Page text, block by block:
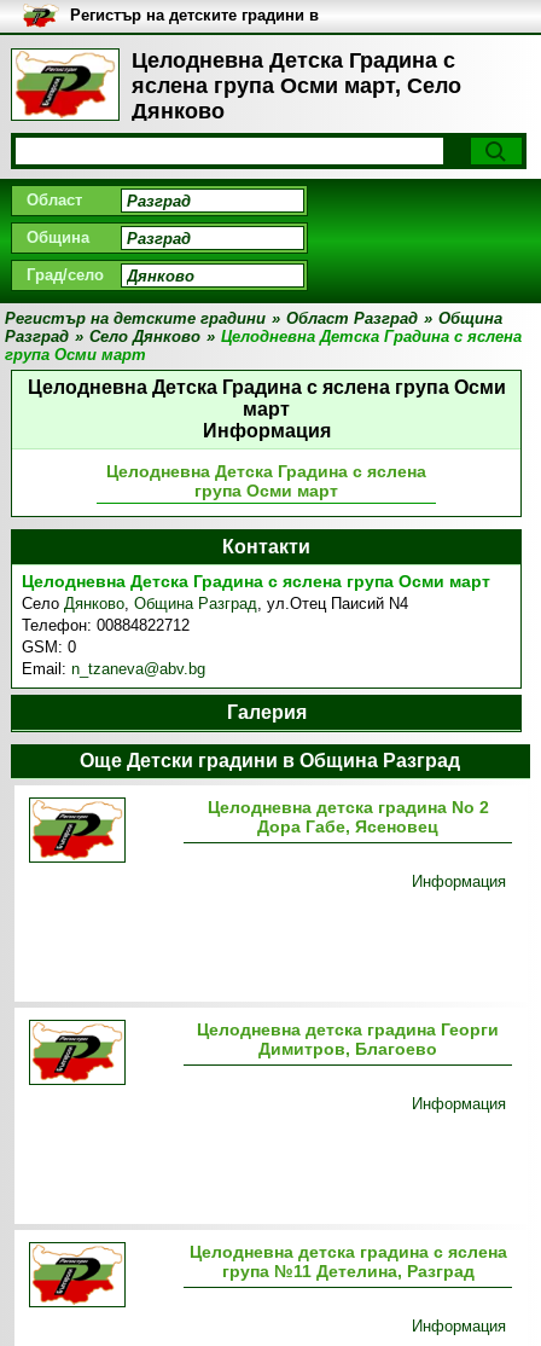
Целодневна Детска Градина с
яслена група Осми март, Село
Дянково
Регистър на детските градини в
България
Област
Община
Град/село
Регистър на детските градини » Област Разград » Община
Разград » Село Дянково » Целодневна Детска Градина с яслена
група Осми март
Целодневна Детска Градина с яслена група Осми
март
Информация
Целодневна Детска Градина с яслена
група Осми март
Контакти
Целодневна Детска Градина с яслена група Осми март
СелоДянково,Община Разград,ул.Отец Паисий N4
Телефон:00884822712
GSM:0
Email:n_tzaneva@abv.bg
Галерия
Още Детски градини в Община Разград
Целодневна детска градина No 2
Дора Габе, Ясеновец
Информация
Целодневна детска градина Георги
Димитров, Благоево
Информация
Целодневна детска градина с яслена
група №11 Детелина, Разград
Информация